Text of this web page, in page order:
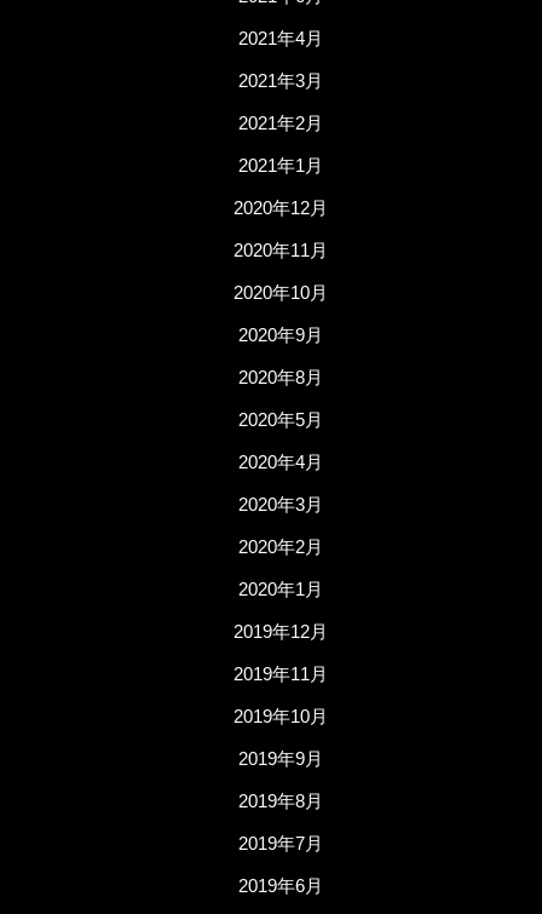
2021年4月
2021年3月
2021年2月
2021年1月
2020年12月
2020年11月
2020年10月
2020年9月
2020年8月
2020年5月
2020年4月
2020年3月
2020年2月
2020年1月
2019年12月
2019年11月
2019年10月
2019年9月
2019年8月
2019年7月
2019年6月